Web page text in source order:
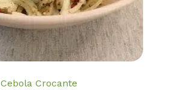
Cebola Crocante